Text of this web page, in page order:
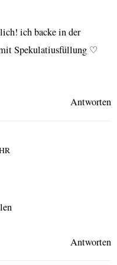
ich backe in der
Spekulatiusfüllung ♡
Antworten
Antworten